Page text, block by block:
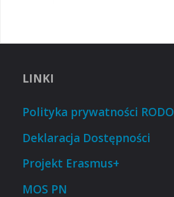
LINKI
Polityka prywatności RODO
Deklaracja Dostępności
Projekt Erasmus+
MOS PN